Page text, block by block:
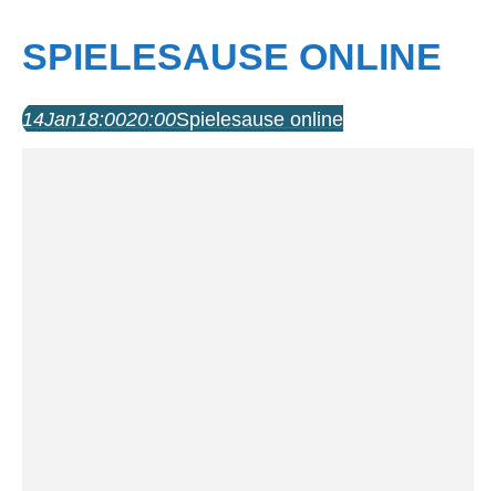
SPIELESAUSE ONLINE
14Jan18:0020:00Spielesause online